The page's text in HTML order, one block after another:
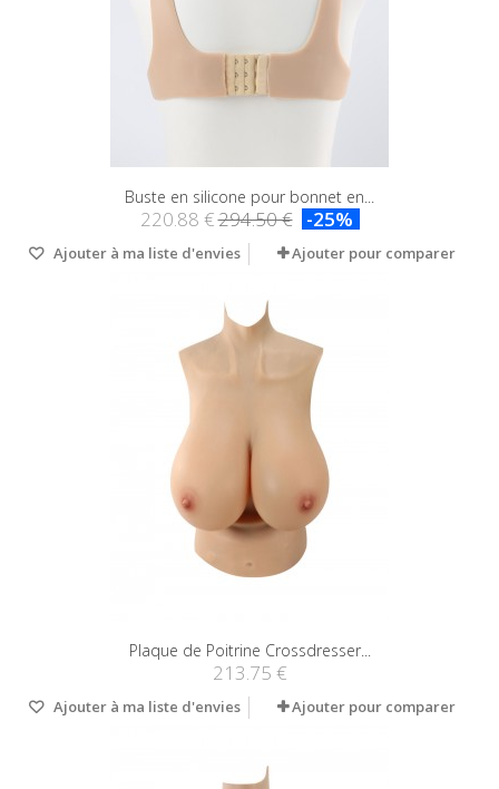
Buste en silicone pour bonnet en...
220.88 €294.50 € -25%
Ajouter à ma liste d'envies Ajouter pour comparer
Plaque de Poitrine Crossdresser...
213.75 €
Ajouter à ma liste d'envies Ajouter pour comparer